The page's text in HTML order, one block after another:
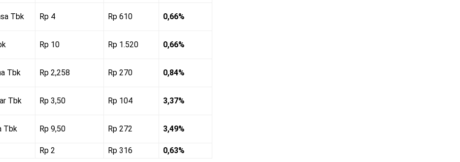
Tbk Rp 4 Rp 610 0,66%
Rp 10 Rp 1.520 0,66%
Tbk Rp 2,258 Rp 270 0,84%
Tbk Rp 3,50 Rp 104 3,37%
Tbk Rp 9,50 Rp 272 3,49%
Rp 2 Rp 316 0,63%